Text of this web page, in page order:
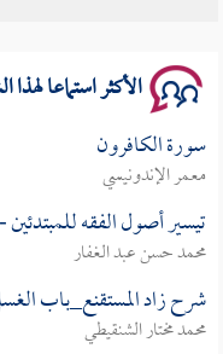
الأكثر استماعا لهذا
سورة الكافرون
معمر الإندونيسي
تيسير أصول الفقه
محمد حسن عبد الغفار
شرح زاد المستقنع_باب
محمد مختار الشنقيطي